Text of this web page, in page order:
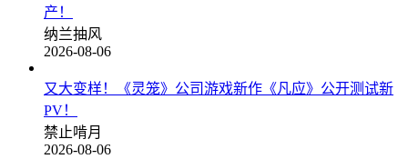
产！
纳兰抽风
2026-08-06
又大变样！《灵笼》公司游戏新作《凡应》公开测试新
PV！
禁止啃月
2026-08-06